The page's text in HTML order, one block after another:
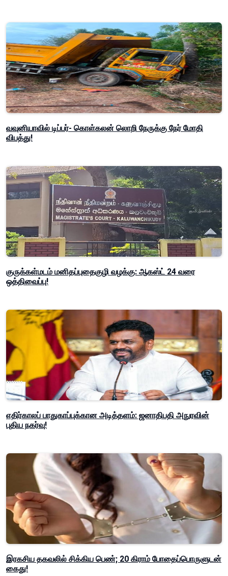
வவுனியாவில் டிப்பர்- கொள்கலன் லொறி நேருக்கு நேர் மோதி
விபத்து!
குருக்கள்மடம் மனிதப்புதைகுழி வழக்கு: ஆகஸ்ட் 24 வரை
ஒத்திவைப்பு!
எதிர்காலப் பாதுகாப்புக்கான அடித்தளம்: ஜனாதிபதி அநுரவின்
புதிய நகர்வு!
இரகசிய தகவலில் சிக்கிய பெண்; 20 கிராம் போதைப்பொருளுடன்
கைது!